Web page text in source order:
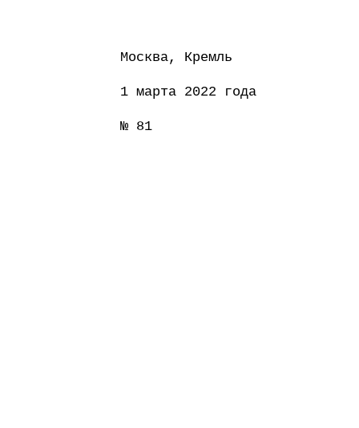
Москва, Кремль
1 марта 2022 года
№ 81